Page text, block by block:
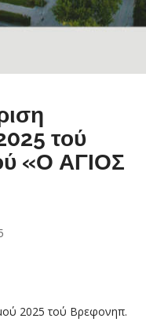
τού
«Ο ΑΓΙΟΣ
2025 τού Βρεφονηπ.